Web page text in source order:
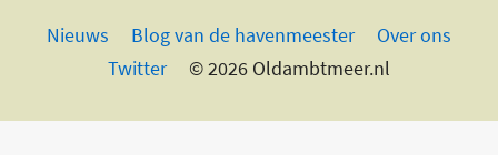
Nieuws Blog van de havenmeester
Over ons
Twitter
© 2026 Oldambtmeer.nl